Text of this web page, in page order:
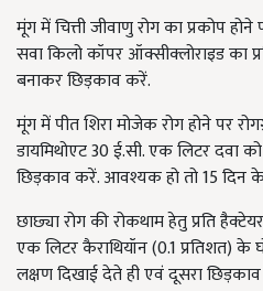
मूंग में चित्ती जीवाणु रोग का प्रकोप होने
सवा किलो कॉपर ऑक्सीक्लोराइड का
बनाकर छिड़काव करें.
मूंग में पीत शिरा मोजेक रोग होने पर
डायमिथोएट 30 ई.सी. एक लिटर दवा
छिड़काव करें. आवश्यक हो तो 15 दिन
छाछ्या रोग की रोकथाम हेतु प्रति
एक लिटर कैराथियॉन (0.1 प्रतिशत)
लक्षण दिखाई देते ही एवं दूसरा